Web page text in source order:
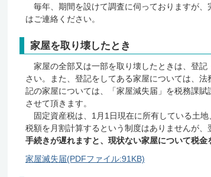
毎年、期間を設けて調査に伺っておりますが
はご連絡ください。
家屋を取り壊したとき
家屋の全部又は一部を取り壊したときは、登
さい。また、登記をしてある家屋については、
記の家屋については、「家屋減失届」を税務課
させて頂きます。
固定資産税は、1月1日現在に所有している土地
税額を月割計算するという制度はありませんが、
手続きが遅れますと、現状ない家屋について税金
家屋滅失届(PDFファイル:91KB)